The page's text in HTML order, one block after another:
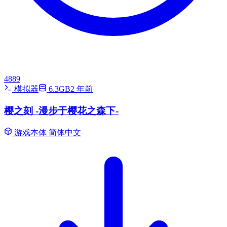
4889
模拟器
6.3GB2 年前
樱之刻 -漫步于樱花之森下-
游戏本体 简体中文